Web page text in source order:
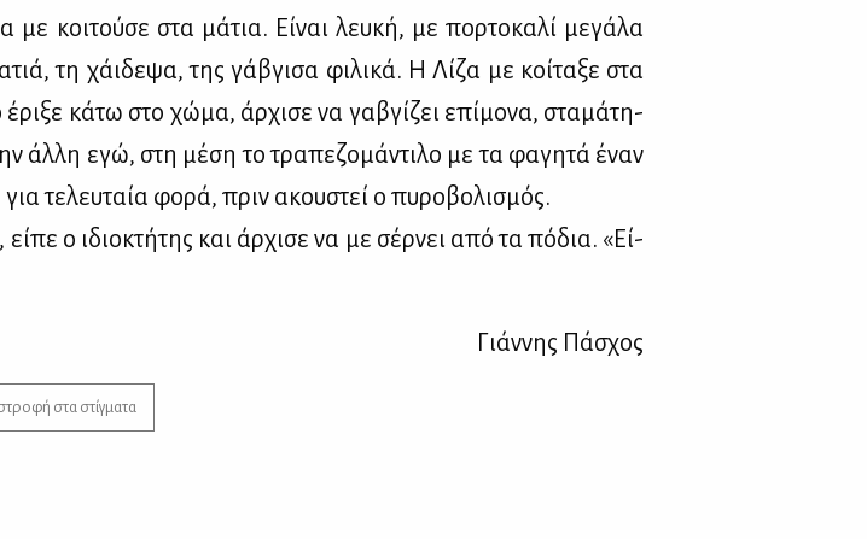
κοι­τού­σε στα μά­τια. Εί­ναι λευ­κή, με πορ­το­κα­λί με­γά­λα
τη χάι­δε­ψα, της γά­βγι­σα φι­λι­κά. Η Λί­ζα με κοί­τα­ξε στα
έρι­ξε κά­τω στο χώ­μα, άρ­χι­σε να γα­βγί­ζει επί­μο­να, στα­μά­τη­
άλ­λη εγώ, στη μέ­ση το τρα­πε­ζο­μά­ντι­λο με τα φα­γη­τά έναν
τε­λευ­ταία φο­ρά, πριν ακου­στεί ο πυ­ρο­βο­λι­σμός.
ο ιδιο­κτή­της και άρ­χι­σε να με σέρ­νει από τα πό­δια. «Εί­
Γιάν­νης Πά­σχος
στα στίγματα